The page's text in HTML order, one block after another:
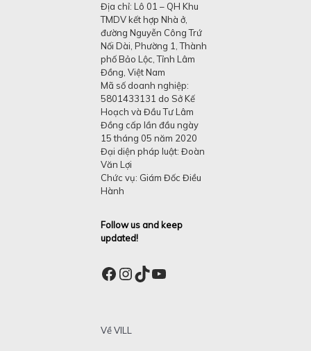
Địa chỉ: Lô 01 – QH Khu
TMDV kết hợp Nhà ở,
đường Nguyễn Công Trứ
Nối Dài, Phường 1, Thành
phố Bảo Lộc, Tỉnh Lâm
Đồng, Việt Nam
Mã số doanh nghiệp:
5801433131 do Sở Kế
Hoạch và Đầu Tư Lâm
Đồng cấp lần đầu ngày
15 tháng 05 năm 2020
Đại diện pháp luật: Đoàn
Văn Lợi
Chức vụ: Giám Đốc Điều
Hành
Follow us and keep
updated!
Facebook
Instagram
TikTok
YouTube
Về VILL